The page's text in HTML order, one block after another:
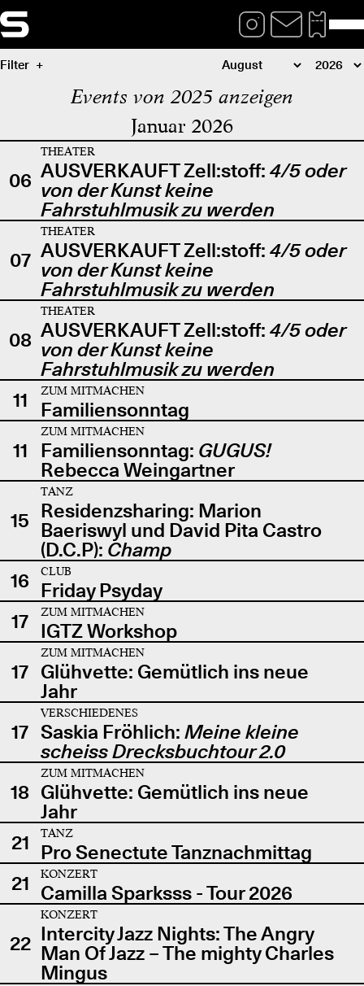
Filter
Events von 2025 anzeigen
Januar 2026
06
THEATER
AUSVERKAUFT Zell:stoff: 4/5 oder
von der Kunst keine
Fahrstuhlmusik zu werden
07
THEATER
AUSVERKAUFT Zell:stoff: 4/5 oder
von der Kunst keine
Fahrstuhlmusik zu werden
08
THEATER
AUSVERKAUFT Zell:stoff: 4/5 oder
von der Kunst keine
Fahrstuhlmusik zu werden
11
ZUM MITMACHEN
Familiensonntag
11
ZUM MITMACHEN
Familiensonntag: GUGUS!
Rebecca Weingartner
15
TANZ
Residenzsharing: Marion
Baeriswyl und David Pita Castro
(D.C.P): Champ
16
CLUB
Friday Psyday
17
ZUM MITMACHEN
IGTZ Workshop
17
ZUM MITMACHEN
Glühvette: Gemütlich ins neue
Jahr
17
VERSCHIEDENES
Saskia Fröhlich: Meine kleine
scheiss Drecksbuchtour 2.0
18
ZUM MITMACHEN
Glühvette: Gemütlich ins neue
Jahr
21
TANZ
Pro Senectute Tanznachmittag
21
KONZERT
Camilla Sparksss - Tour 2026
22
KONZERT
Intercity Jazz Nights: The Angry
Man Of Jazz – The mighty Charles
Mingus